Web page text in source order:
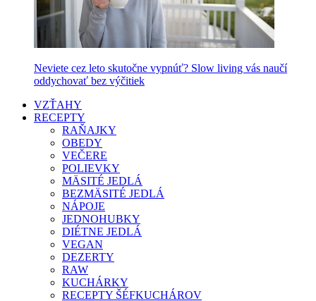
Neviete cez leto skutočne vypnúť? Slow living vás naučí
oddychovať bez výčitiek
VZŤAHY
RECEPTY
RAŇAJKY
OBEDY
VEČERE
POLIEVKY
MÄSITÉ JEDLÁ
BEZMÄSITÉ JEDLÁ
NÁPOJE
JEDNOHUBKY
DIÉTNE JEDLÁ
VEGAN
DEZERTY
RAW
KUCHÁRKY
RECEPTY ŠÉFKUCHÁROV